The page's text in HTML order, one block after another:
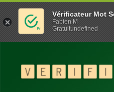
Vérificateur Mot
Fabien M
Gratuitundefined